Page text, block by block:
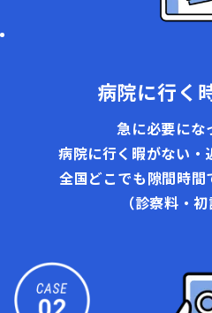
病院に行く
急に必要にな
病院に行く暇がない・
全国どこでも隙間時間
（診察料・初